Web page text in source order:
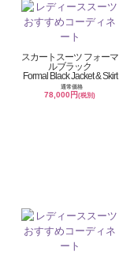
スカートスーツ フォーマ
ルブラック
Formal Black Jacket & Skirt
通常価格
78,000円(税別)